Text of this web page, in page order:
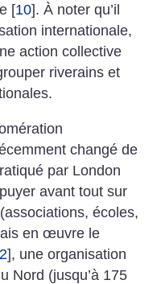
[10]. À noter qu’il
internationale,
action collective
riverains et
changé de
par London
avant tout sur
écoles,
en œuvre le
], une organisation
Nord (jusqu’à 175